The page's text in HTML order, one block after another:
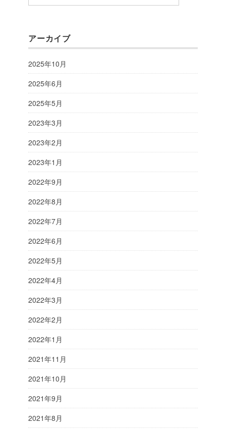
アーカイブ
2025年10月
2025年6月
2025年5月
2023年3月
2023年2月
2023年1月
2022年9月
2022年8月
2022年7月
2022年6月
2022年5月
2022年4月
2022年3月
2022年2月
2022年1月
2021年11月
2021年10月
2021年9月
2021年8月